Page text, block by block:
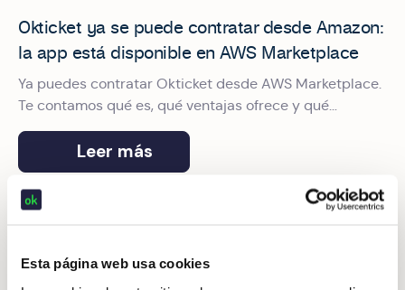
Esta página web usa cookies
Okticket ya se puede contratar desde Amazon:
la app está disponible en AWS Marketplace
Ya puedes contratar Okticket desde AWS Marketplace.
Te contamos qué es, qué ventajas ofrece y qué
garantías aporta a tu gestión de gastos de viaje
profesionales.Leer más